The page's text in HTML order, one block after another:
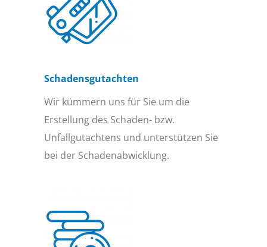
Schadensgutachten
Wir kümmern uns für Sie um die
Erstellung des Schaden- bzw.
Unfallgutachtens und unterstützen Sie
bei der Schadenabwicklung.